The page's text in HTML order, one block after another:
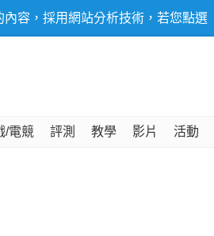
容，採用網站分析技術，若您點
/電競 評測 教學 影片 活動